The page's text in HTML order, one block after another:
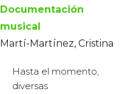
Documentación
musical
Martí-Martínez, Cristina
Hasta el momento,
diversas